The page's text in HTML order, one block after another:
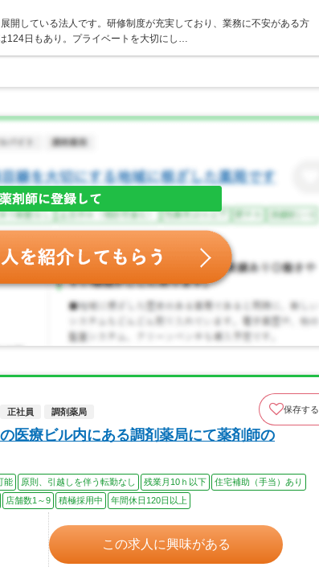
開している法人です。研修制度が充実しており、業務に不安がある方
124日もあり。プライベートを大切にし…
正社員 調剤薬局 保存する
医療ビル内にある調剤薬局にて薬剤師の
能 原則、引越しを伴う転勤なし 残業月10ｈ以下
住宅補助（手当）あり
店舗数1～9 積極採用中 年間休日120日以上
この求人に興味がある